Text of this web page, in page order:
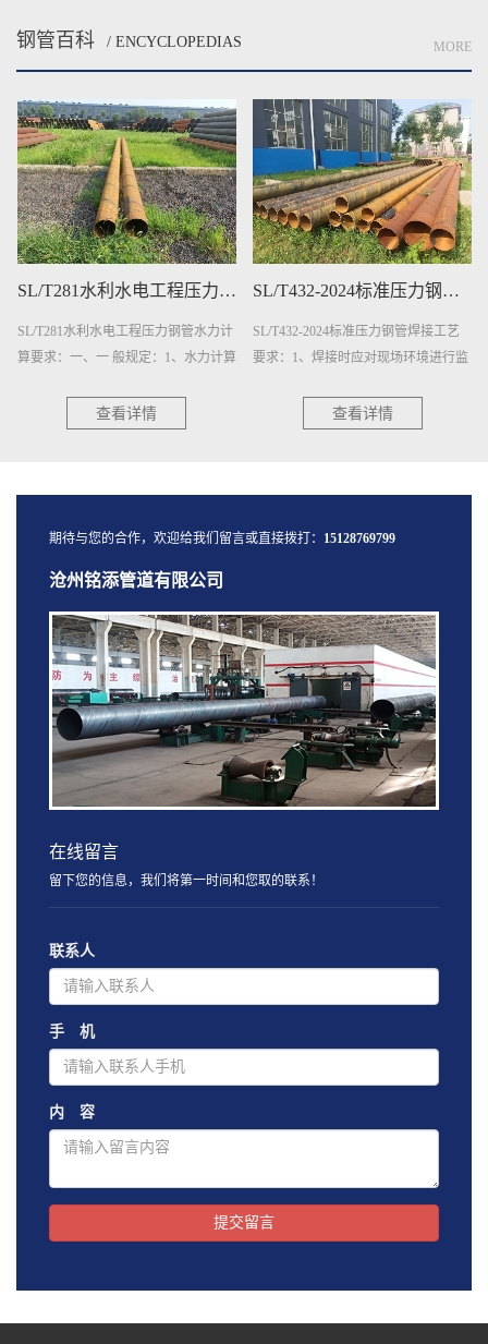
钢管百科 / ENCYCLOPEDIAS MORE
SL/T281水利水电工程压力钢管水力计算要求
SL/T281水利水电工程压力钢管水力计
算要求：一、一 般规定：1、水力计算
算应符合下列规定：1.1···
查看详情
SL/T432-2024标准压力钢管焊接工艺要求
SL/T432-2024标准压力钢管焊接工艺
要求：1、焊接时应对现场环境进行监
措施后方可焊接：a）气体···
查看详情
期待与您的合作，欢迎给我们留言或直接拨打： 15128769799
沧州铭添管道有限公司
在线留言
留下您的信息，我们将第一时间和您取的联系！
联系人
手 机
内 容
提交留言